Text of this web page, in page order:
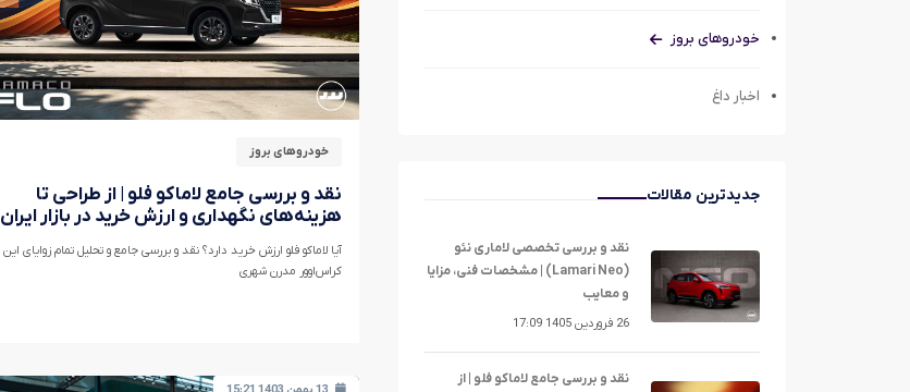
خودروهای بروز
اخبار داغ
جدیدترین مقالات
نقد و بررسی تخصصی لاماری نئو
(Lamari Neo) | مشخصات فنی، مزایا
و معایب
26 فروردین 1405 17:09
نقد و بررسی جامع لاماکو فلو | از
خودروهای بروز
نقد و بررسی جامع لاماکو فلو | از طراحی تا
هزینه‌های نگهداری و ارزش خرید در بازار ایران
آیا لاماکو فلو ارزش خرید دارد؟ نقد و بررسی جامع و تحلیل تمام زوایای این
کراس‌اوور مدرن شهری